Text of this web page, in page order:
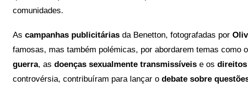
comunidades.
Ascampanhas publicitárias da Benetton, fotografadas por
famosas, mas também polémicas, por abordarem temas como o
guerra, asdoenças sexualmente transmissíveis e os
controvérsia, contribuíram para lançar odebate sobre